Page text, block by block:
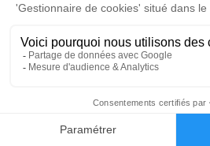
Faire-part
vendredi 20 juin 2025 à
Église de Saint-Amand-
18, rue Porte Verte